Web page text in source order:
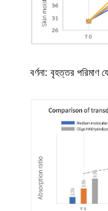
বর্ণনা: বৃহত্তর পরিমাণ